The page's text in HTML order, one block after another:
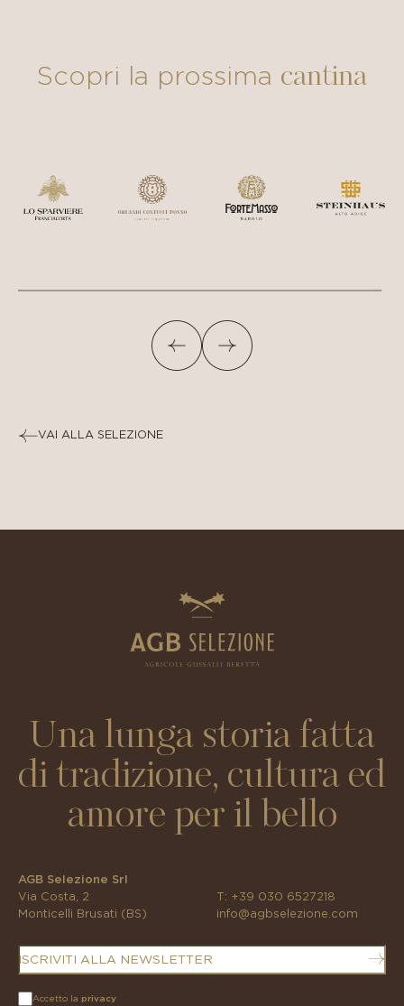
Scopri la prossima cantina
VAI ALLA SELEZIONE
Una lunga storia fatta
di tradizione, cultura ed
amore per il bello
AGB Selezione Srl
Via Costa, 2
Monticelli Brusati (BS)
T: +39 030 6527218
info@agbselezione.com
ISCRIVITI ALLA NEWSLETTER
Accetto la privacy